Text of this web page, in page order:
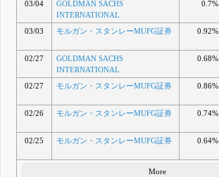
03/04
GOLDMAN SACHS
INTERNATIONAL
0.7%
03/03
モルガン・スタンレーMUFG証券 0.92%
02/27
GOLDMAN SACHS
INTERNATIONAL
0.68%
02/27
モルガン・スタンレーMUFG証券 0.86%
02/26
モルガン・スタンレーMUFG証券 0.74%
02/25
モルガン・スタンレーMUFG証券 0.64%
More